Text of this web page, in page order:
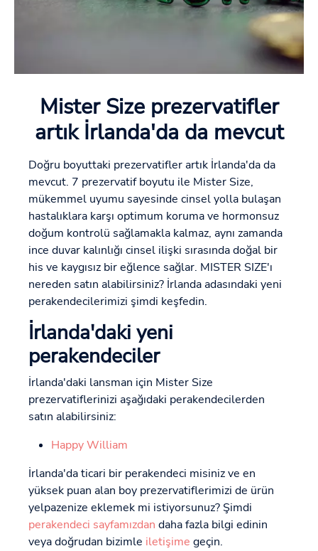
Mister Size prezervatifler
artık İrlanda'da da mevcut
Doğru boyuttaki prezervatifler artık İrlanda'da da
mevcut. 7 prezervatif boyutu ile Mister Size,
mükemmel uyumu sayesinde cinsel yolla bulaşan
hastalıklara karşı optimum koruma ve hormonsuz
doğum kontrolü sağlamakla kalmaz, aynı zamanda
ince duvar kalınlığı cinsel ilişki sırasında doğal bir
his ve kaygısız bir eğlence sağlar. MISTER SIZE'ı
nereden satın alabilirsiniz? İrlanda adasındaki yeni
perakendecilerimizi şimdi keşfedin.
İrlanda'daki yeni
perakendeciler
İrlanda'daki lansman için Mister Size
prezervatiflerinizi aşağıdaki perakendecilerden
satın alabilirsiniz:
Happy William
İrlanda'da ticari bir perakendeci misiniz ve en
yüksek puan alan boy prezervatiflerimizi de ürün
yelpazenize eklemek mi istiyorsunuz? Şimdi
perakendeci sayfamızdan daha fazla bilgi edinin
veya doğrudan bizimle iletişime geçin.